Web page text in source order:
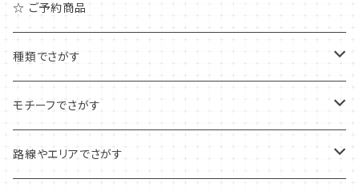
☆ ご予約商品
種類でさがす
アクリルキーホルダー
アクリルチャーム
モチーフでさがす
ピクトグラム
路線やエリアでさがす